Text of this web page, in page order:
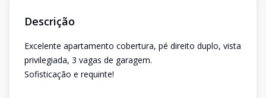
Descrição
Excelente apartamento cobertura, pé direito duplo, vista
privilegiada, 3 vagas de garagem.
Sofisticação e requinte!